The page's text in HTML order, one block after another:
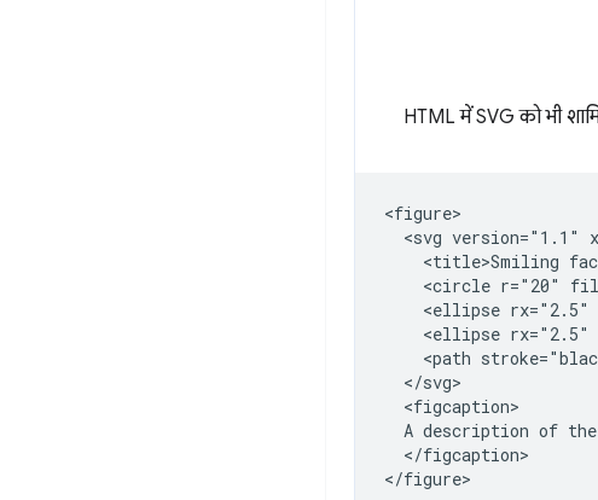
HTML में SVG को भी
<figure>
<svg version="1.1"
<title>Smiling
<circle r="20"
<ellipse
<ellipse
<path
  </svg>
  <figcaption>
A description of
  </figcaption>